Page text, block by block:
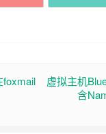
foxmail
虚拟主机
含